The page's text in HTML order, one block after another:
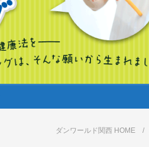
ダンワールド関西 HOME